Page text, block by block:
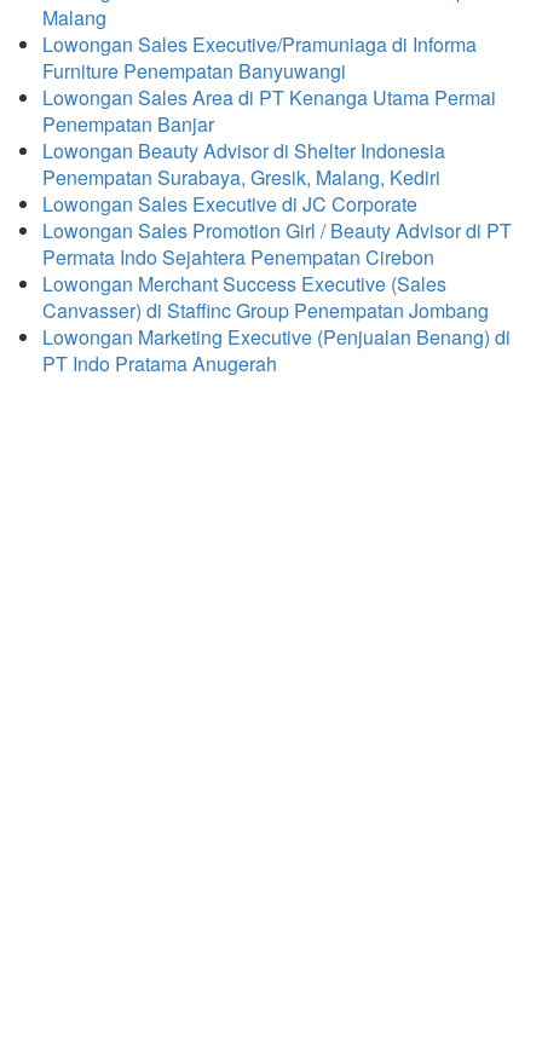
Malang
Lowongan Sales Executive/Pramuniaga di Informa
Furniture Penempatan Banyuwangi
Lowongan Sales Area di PT Kenanga Utama Permai
Penempatan Banjar
Lowongan Beauty Advisor di Shelter Indonesia
Penempatan Surabaya, Gresik, Malang, Kediri
Lowongan Sales Executive di JC Corporate
Lowongan Sales Promotion Girl / Beauty Advisor di PT
Permata Indo Sejahtera Penempatan Cirebon
Lowongan Merchant Success Executive (Sales
Canvasser) di Staffinc Group Penempatan Jombang
Lowongan Marketing Executive (Penjualan Benang) di
PT Indo Pratama Anugerah